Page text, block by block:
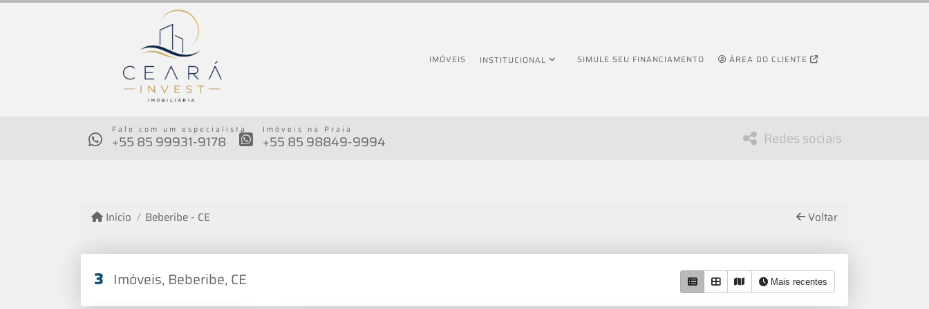
IMÓVEIS INSTITUCIONAL SIMULE SEU FINANCIAMENTO ÁREA DO CLIENTE
Fale com um especialista
+55 85 99931-9178
Imóveis na Praia
+55 85 98849-9994 Redes sociais
Início Beberibe - CE Voltar
3 Imóveis, Beberibe, CE Mais recentes